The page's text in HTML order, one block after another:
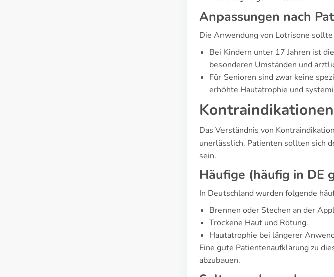
Anpassungen nach
Die Anwendung von Lotrisone
Bei Kindern unter 17 Jahren ist
besonderen Umständen und
Für Senioren sind zwar keine
erhöhte Hautatrophie und
Das Verständnis von
unerlässlich. Patienten sollten sich
sein.
Häufige (häufig in DE
In Deutschland wurden folgende
Brennen oder Stechen an der
Trockene Haut und Rötung.
Hautatrophie bei längerer
Eine gute Patientenaufklärung zu
abzubauen.